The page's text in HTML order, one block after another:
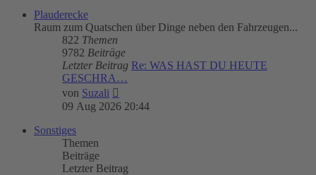
Plauderecke
Raum zum Quatschen über Dinge neben den Fahrzeugen...
822 Themen
9782 Beiträge
Letzter Beitrag Re: WAS HAST DU HEUTE
GESCHRA…
von Suzali
Beitrag
09 Aug 2026 20:44
Sonstiges
Themen
Beiträge
Letzter Beitrag